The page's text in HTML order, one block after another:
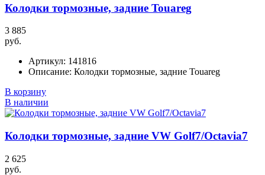
Колодки тормозные, задние Touareg
3 885
руб.
Артикул: 141816
Описание: Колодки тормозные, задние Touareg
В корзину
В наличии
Колодки тормозные, задние VW Golf7/Octavia7
2 625
руб.